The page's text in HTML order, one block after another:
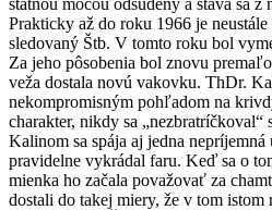
Prakticky až do roku 1966 je
sledovaný Štb. V tomto roku bol
Za jeho pôsobenia bol znovu
veža dostala novú vakovku. ThDr.
nekompromisným pohľadom na
charakter, nikdy sa „nezbratríčkoval“
Kalinom sa spája aj jedna
pravidelne vykrádal faru. Keď sa o
mienka ho začala považovať za
dostali do takej miery, že v tom istom